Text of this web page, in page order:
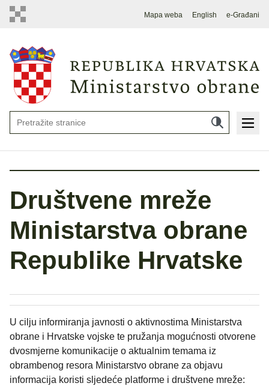
Mapa weba English e-Građani
Društvene mreže
Ministarstva obrane
Republike Hrvatske
U cilju informiranja javnosti o aktivnostima Ministarstva
obrane i Hrvatske vojske te pružanja mogućnosti otvorene
dvosmjerne komunikacije o aktualnim temama iz
obrambenog resora Ministarstvo obrane za objavu
informacija koristi sljedeće platforme i društvene mreže: